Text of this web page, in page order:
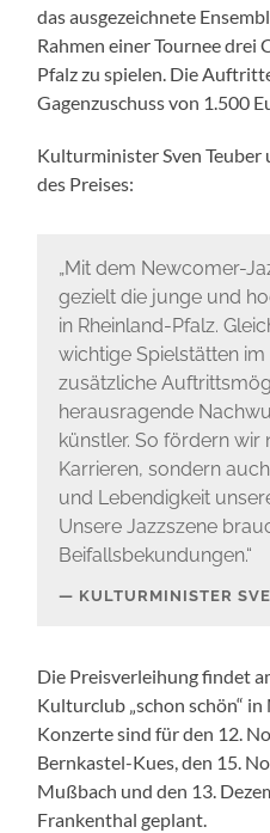
das ausgezeichnete
Rahmen einer Tournee drei
Pfalz zu spielen. Die
Gagenzuschuss von 1.500
Kulturminister Sven
des Preises:
„Mit dem Newcomer-
gezielt die junge und
in Rheinland-Pfalz.
wichtige Spielstätten
zusätzliche
herausragende
künstler. So fördern wir
Karrieren, sondern
und Lebendigkeit
Unsere Jazzszene
Beifallsbekundungen.“
KULTURMINISTER
Die Preisverleihung findet
Kulturclub „schon schön“
Konzerte sind für den 12.
Bernkastel-Kues, den 15.
Mußbach und den 13.
Frankenthal geplant.